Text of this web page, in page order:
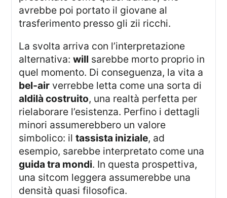
avrebbe poi portato il giovane al
trasferimento presso gli zii ricchi.
La svolta arriva con l’interpretazione
alternativa:will sarebbe morto proprio in
quel momento. Di conseguenza, la vita a
bel-air verrebbe letta come una sorta di
aldilà costruito, una realtà perfetta per
rielaborare l’esistenza. Perfino i dettagli
minori assumerebbero un valore
simbolico: iltassista iniziale, ad
esempio, sarebbe interpretato come una
guida tra mondi. In questa prospettiva,
una sitcom leggera assumerebbe una
densità quasi filosofica.